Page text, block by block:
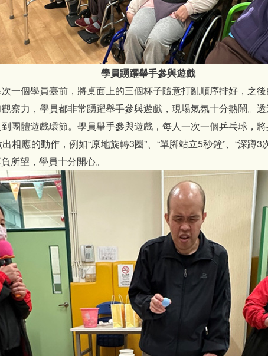
學員踴躍舉手參與遊戲
一個學員臺前，將桌面上的三個杯子隨意打亂順序排好，之
察力，學員都非常踴躍舉手參與遊戲，現場氣氛十分熱鬧。
團體遊戲環節。學員舉手參與遊戲，每人一次一個乒乓球，
相應的動作，例如“原地旋轉3圈”、“單腳站立5秒鐘”、“深蹲
所望，學員十分開心。